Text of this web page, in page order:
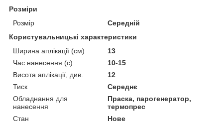
Розміри
Розмір
Середній
Користувальницькі характеристики
Ширина аплікації (см)
13
Час нанесення (с)
10-15
Висота аплікації, див.
12
Тиск
Середнє
Обладнання для
нанесення
Праска, парогенератор,
термопрес
Стан
Нове